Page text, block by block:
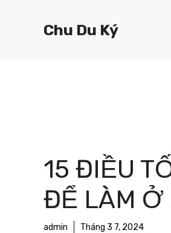
Chu Du Ký
15 ĐIỀU
ĐỂ LÀM Ở
admin Tháng 3 7, 2024